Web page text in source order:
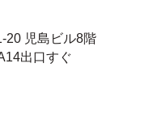
20 児島ビル8階
出口すぐ